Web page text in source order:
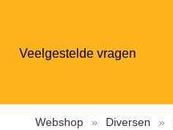
Veelgestelde vragen
Webshop » Diversen »